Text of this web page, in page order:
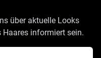
über aktuelle Looks
Haares informiert sein.